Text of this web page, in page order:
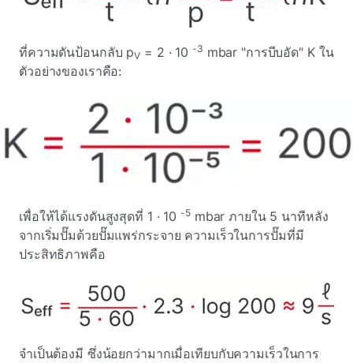
ที่ความดันป้อนกลับ pV = 2 · 10 -3 mbar "การบีบอัด" K ใน
ตัวอย่างของเราคือ:
เพื่อให้ได้แรงดันสูงสุดที่ 1 · 10 -5mbar ภายใน 5 นาทีหลัง
จากเริ่มปั๊มด้วยปั๊มแพร่กระจาย ความเร็วในการปั๊มที่มี
ประสิทธิภาพคือ
จําเป็นต้องมี ซึ่งน้อยกว่ามากเมื่อเทียบกับความเร็วในการ